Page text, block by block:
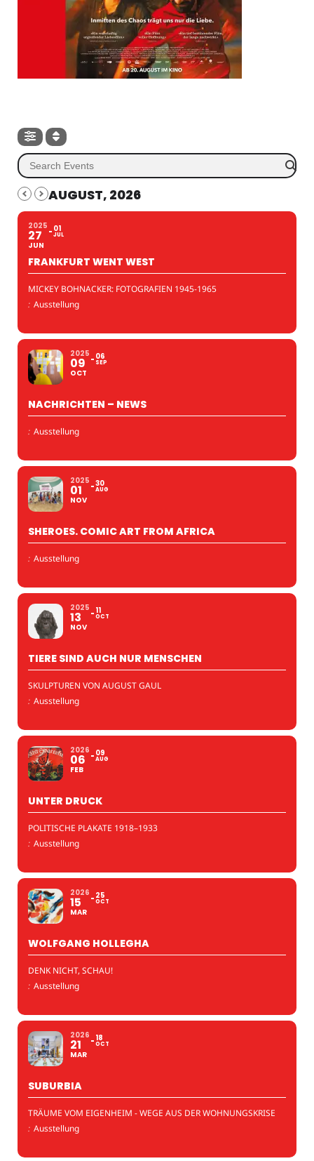
AUGUST, 2026
2025
27
JUN
01
JUL
FRANKFURT WENT WEST
MICKEY BOHNACKER: FOTOGRAFIEN 1945-1965
: Ausstellung
2025
09
OCT
06
SEP
NACHRICHTEN – NEWS
: Ausstellung
2025
01
NOV
30
AUG
SHEROES. COMIC ART FROM AFRICA
: Ausstellung
2025
13
NOV
11
OCT
TIERE SIND AUCH NUR MENSCHEN
SKULPTUREN VON AUGUST GAUL
: Ausstellung
2026
06
FEB
09
AUG
UNTER DRUCK
POLITISCHE PLAKATE 1918–1933
: Ausstellung
2026
15
MAR
25
OCT
WOLFGANG HOLLEGHA
DENK NICHT, SCHAU!
: Ausstellung
2026
21
MAR
18
OCT
SUBURBIA
TRÄUME VOM EIGENHEIM - WEGE AUS DER WOHNUNGSKRISE
: Ausstellung